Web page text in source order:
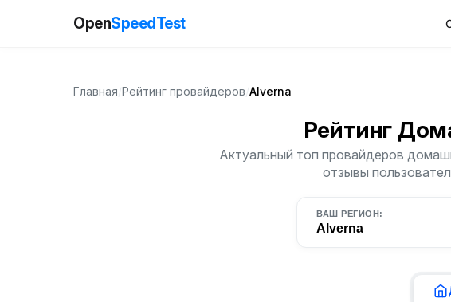
OpenSpeedTest
Главная Рейтинг провайдеров Alverna
Рейтинг
Актуальный топ провайдеров
отзывы
ВАШ РЕГИОН:
Alverna